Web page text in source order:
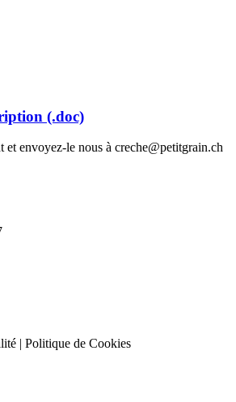
(.doc)
et envoyez-le nous à creche@petitgrain.ch
Politique de Cookies